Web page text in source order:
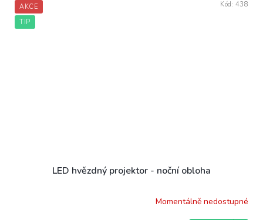
AKCE
TIP
LED hvězdný projektor - noční obloha
Momentálně nedostupné
Kód: 438